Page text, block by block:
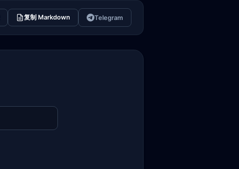
复制 Markdown Telegram